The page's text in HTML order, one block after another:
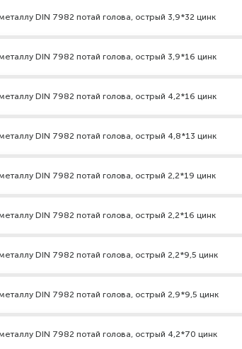
DIN 7982 потай голова, острый 3,9*32 цинк
DIN 7982 потай голова, острый 3,9*16 цинк
DIN 7982 потай голова, острый 4,2*16 цинк
DIN 7982 потай голова, острый 4,8*13 цинк
DIN 7982 потай голова, острый 2,2*19 цинк
DIN 7982 потай голова, острый 2,2*16 цинк
DIN 7982 потай голова, острый 2,2*9,5 цинк
DIN 7982 потай голова, острый 2,9*9,5 цинк
DIN 7982 потай голова, острый 4,2*70 цинк